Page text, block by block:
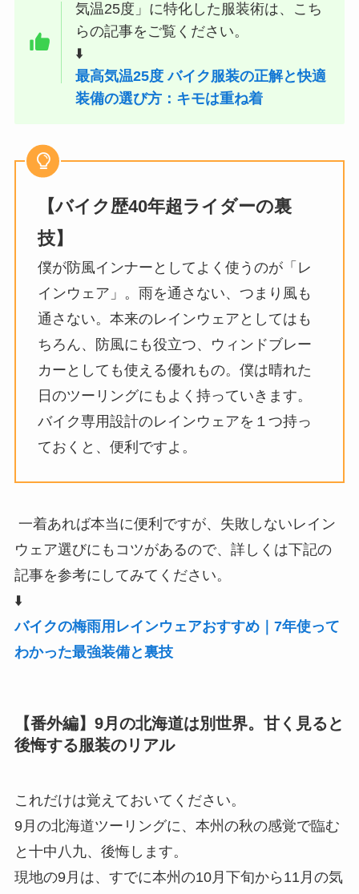
気温25度」に特化した服装術は、こち
らの記事をご覧ください。
⬇️
最高気温25度 バイク服装の正解と快適
装備の選び方：キモは重ね着
【バイク歴40年超ライダーの裏
技】
僕が防風インナーとしてよく使うのが「レ
インウェア」。雨を通さない、つまり風も
通さない。本来のレインウェアとしてはも
ちろん、防風にも役立つ、ウィンドブレー
カーとしても使える優れもの。僕は晴れた
日のツーリングにもよく持っていきます。
バイク専用設計のレインウェアを１つ持っ
ておくと、便利ですよ。
一着あれば本当に便利ですが、失敗しないレイン
ウェア選びにもコツがあるので、詳しくは下記の
記事を参考にしてみてください。
⬇️
バイクの梅雨用レインウェアおすすめ｜7年使って
わかった最強装備と裏技
【番外編】9月の北海道は別世界。甘く見ると
後悔する服装のリアル
これだけは覚えておいてください。
9月の北海道ツーリングに、本州の秋の感覚で臨む
と十中八九、後悔します。
現地の9月は、すでに本州の10月下旬から11月の気